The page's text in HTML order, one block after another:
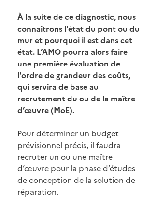
À la suite de ce diagnostic, nous
connaitrons l'état du pont ou du
mur et pourquoi il est dans cet
état. L’AMO pourra alors faire
une première évaluation de
l'ordre de grandeur des coûts,
qui servira de base au
recrutement du ou de la maître
d’œuvre (MoE).
Pour déterminer un budget
prévisionnel précis, il faudra
recruter un ou une maître
d’œuvre pour la phase d’études
de conception de la solution de
réparation.